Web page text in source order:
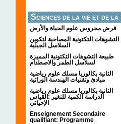
Sciences de la vie et de la
terre
فرض محروس علوم الحياة والأرض
التشوهات التكتونیة المصاحبة لتكوین
السلاسل الجبلیة
طبيعة التشوهات التكتونية المميزة
لسلاسل الطمر والاصطدام
الثانية بكالوريا مسلك علوم رياضية
مبادئ وتقنيات الهندسة الوراثية
الثانية بكالوريا مسلك علوم رياضية
الدراسة الكمية للتغير :القياس
الإحيائي
Enseignement Secondaire
qualifiant: Programme